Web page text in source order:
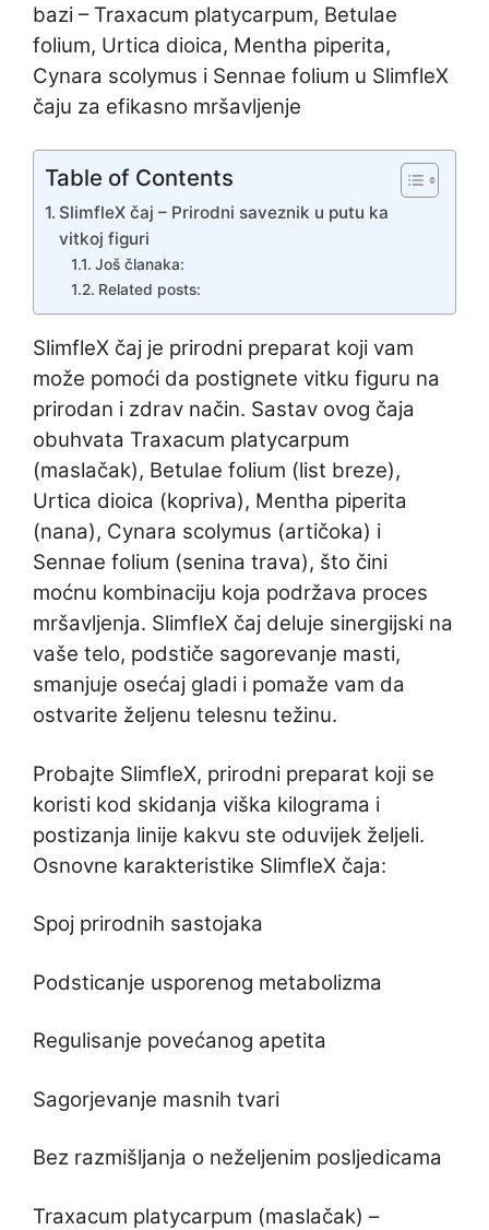
bazi – Traxacum platycarpum, Betulae
folium, Urtica dioica, Mentha piperita,
Cynara scolymus i Sennae folium u SlimfleX
čaju za efikasno mršavljenje
Table of Contents
SlimfleX čaj – Prirodni saveznik u putu ka
vitkoj figuri
Još članaka:
Related posts:
SlimfleX čaj je prirodni preparat koji vam
može pomoći da postignete vitku figuru na
prirodan i zdrav način. Sastav ovog čaja
obuhvata Traxacum platycarpum
(maslačak), Betulae folium (list breze),
Urtica dioica (kopriva), Mentha piperita
(nana), Cynara scolymus (artičoka) i
Sennae folium (senina trava), što čini
moćnu kombinaciju koja podržava proces
mršavljenja. SlimfleX čaj deluje sinergijski na
vaše telo, podstiče sagorevanje masti,
smanjuje osećaj gladi i pomaže vam da
ostvarite željenu telesnu težinu.
Probajte SlimfleX, prirodni preparat koji se
koristi kod skidanja viška kilograma i
postizanja linije kakvu ste oduvijek željeli.
Osnovne karakteristike SlimfleX čaja:
Spoj prirodnih sastojaka
Podsticanje usporenog metabolizma
Regulisanje povećanog apetita
Sagorjevanje masnih tvari
Bez razmišljanja o neželjenim posljedicama
Traxacum platycarpum (maslačak) –